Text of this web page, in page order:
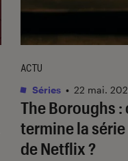
The Boroughs :
termine la
de Netflix ?
ACTU
Séries • 22 mai.